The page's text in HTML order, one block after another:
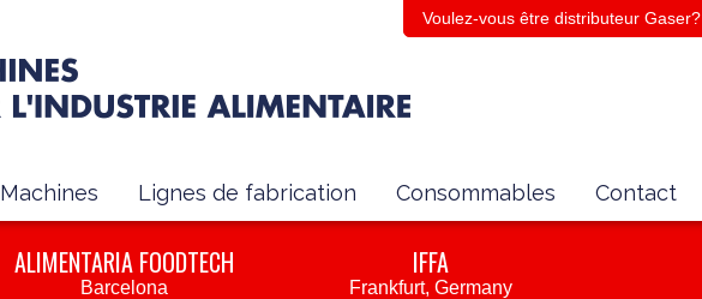
Voulez-vous être distributeur Gaser?
Machines Lignes de fabrication Consommables Contact
ALIMENTARIA FOODTECH
Barcelona
IFFA
Frankfurt, Germany